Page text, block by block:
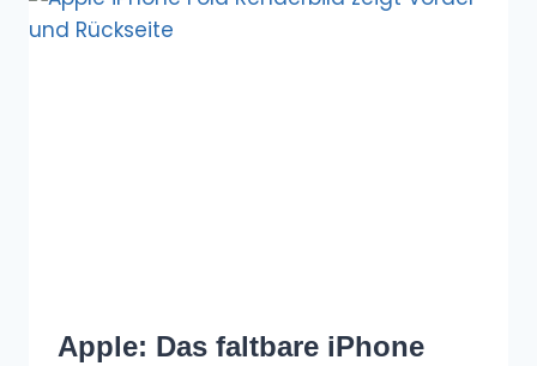
Apple: Das faltbare iPhone